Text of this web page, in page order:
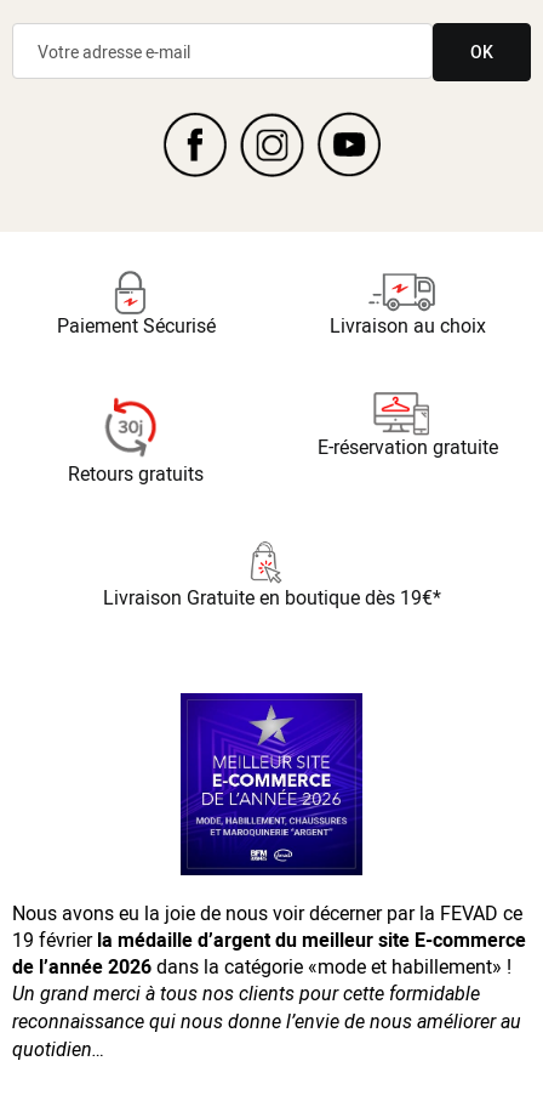
OK
Paiement Sécurisé Livraison au choix
Retours gratuits
E-réservation gratuite
Livraison Gratuiteen boutique dès 19€*
Nous avons eu la joie de nous voir décerner par la FEVAD ce
19 févrierla médaille d’argent du meilleur site E-commerce
de l’année 2026dans la catégorie «mode et habillement» !
Un grand merci à tous nos clients pour cette formidable
reconnaissance qui nous donne l’envie de nous améliorer au
quotidien…